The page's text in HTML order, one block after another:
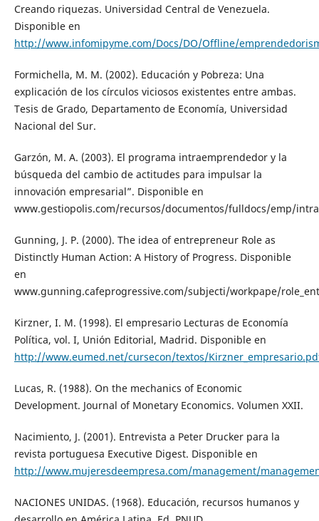
Creando riquezas. Universidad Central de Venezuela.
Disponible en
http://www.infomipyme.com/Docs/DO/Offline/
Formichella, M. M. (2002). Educación y Pobreza: Una
explicación de los círculos viciosos existentes entre ambas.
Tesis de Grado, Departamento de Economía, Universidad
Nacional del Sur.
Garzón, M. A. (2003). El programa intraemprendedor y la
búsqueda del cambio de actitudes para impulsar la
innovación empresarial”. Disponible en
www.gestiopolis.com/recursos/documentos/fulldocs/emp/
Gunning, J. P. (2000). The idea of entrepreneur Role as
Distinctly Human Action: A History of Progress. Disponible
en
www.gunning.cafeprogressive.com/subjecti/workpape/
Kirzner, I. M. (1998). El empresario Lecturas de Economía
Política, vol. I, Unión Editorial, Madrid. Disponible en
http://www.eumed.net/cursecon/textos/
Lucas, R. (1988). On the mechanics of Economic
Development. Journal of Monetary Economics. Volumen XXII.
Nacimiento, J. (2001). Entrevista a Peter Drucker para la
revista portuguesa Executive Digest. Disponible en
http://www.mujeresdeempresa.com/management/
NACIONES UNIDAS. (1968). Educación, recursos humanos y